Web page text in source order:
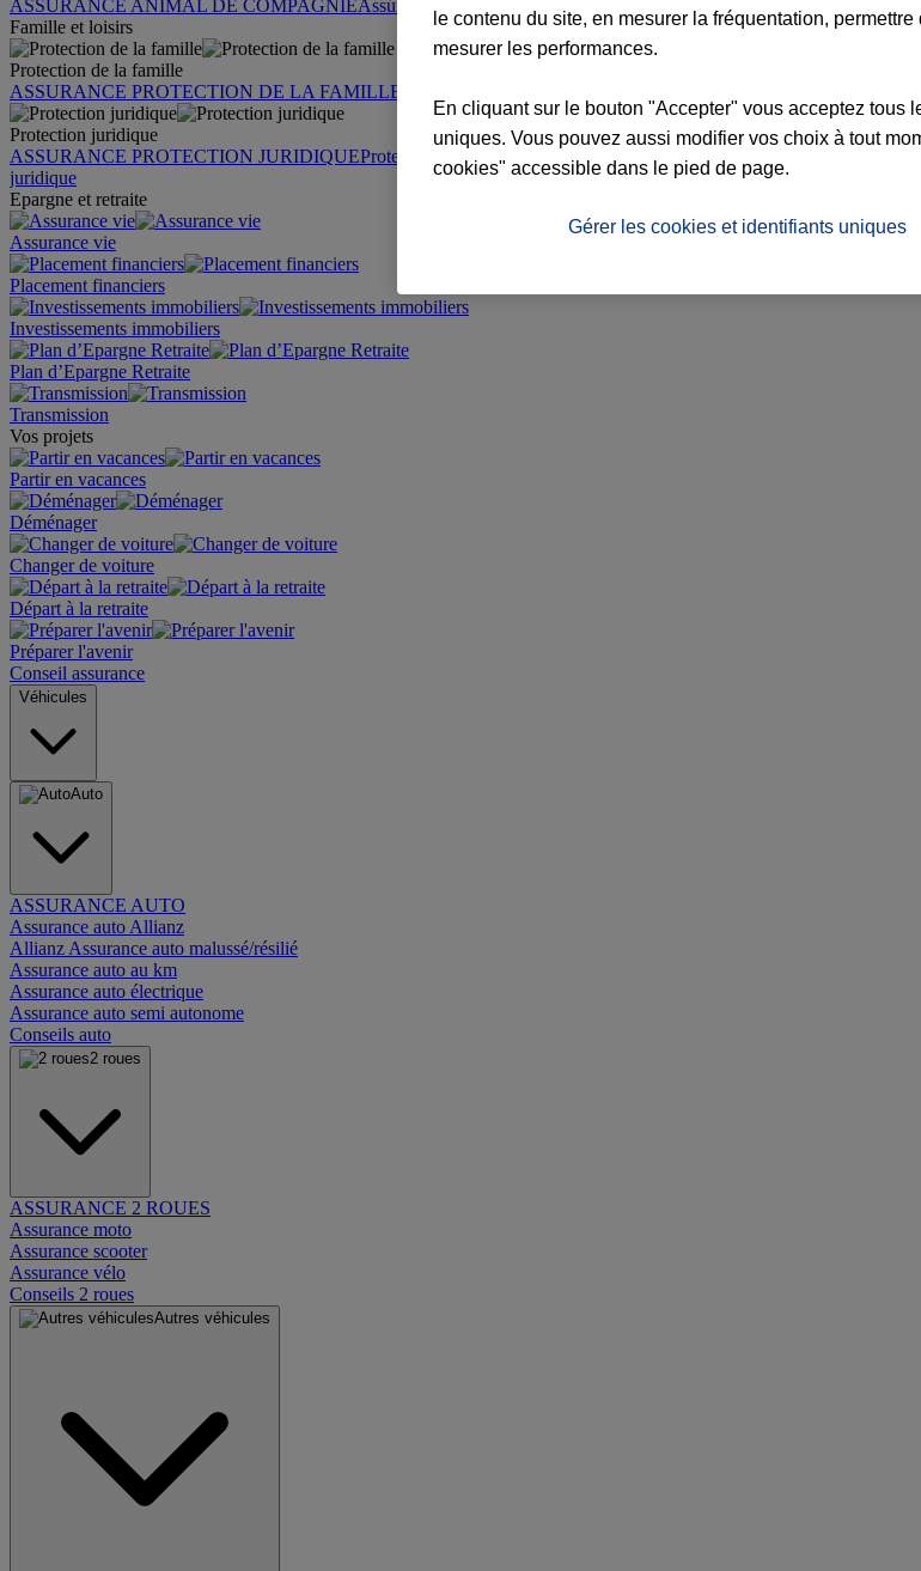
ASSURANCE ANIMAL DE COMPAGNIEAssurance chien Assurance chat
Conseils animal de compagnie
Famille et loisirs
Protection de la famille
ASSURANCE PROTECTION DE LA FAMILLE
Protection juridique
ASSURANCE PROTECTION JURIDIQUEProtection juridique particuliers Protection juridique immobilière
juridique
Epargne et retraite
Assurance vie
Placement financiers
Investissements immobiliers
Plan d’Epargne Retraite
Transmission
Vos projets
Partir en vacances
Déménager
Changer de voiture
Départ à la retraite
Préparer l'avenir
Conseil assurance
Véhicules
Auto
ASSURANCE AUTO
Assurance auto Allianz
Allianz Assurance auto malussé/résilié
Assurance auto au km
Assurance auto électrique
Assurance auto semi autonome
Conseils auto
2 roues
ASSURANCE 2 ROUES
Assurance moto
Assurance scooter
Assurance vélo
Conseils 2 roues
Autres véhicules
le contenu du site, en mesurer la fréquentation,
mesurer les performances.
En cliquant sur le bouton "Accepter" vous acceptez tous
uniques. Vous pouvez aussi modifier vos choix à tout
cookies" accessible dans le pied de page.
Gérer les cookies et identifiants uniques